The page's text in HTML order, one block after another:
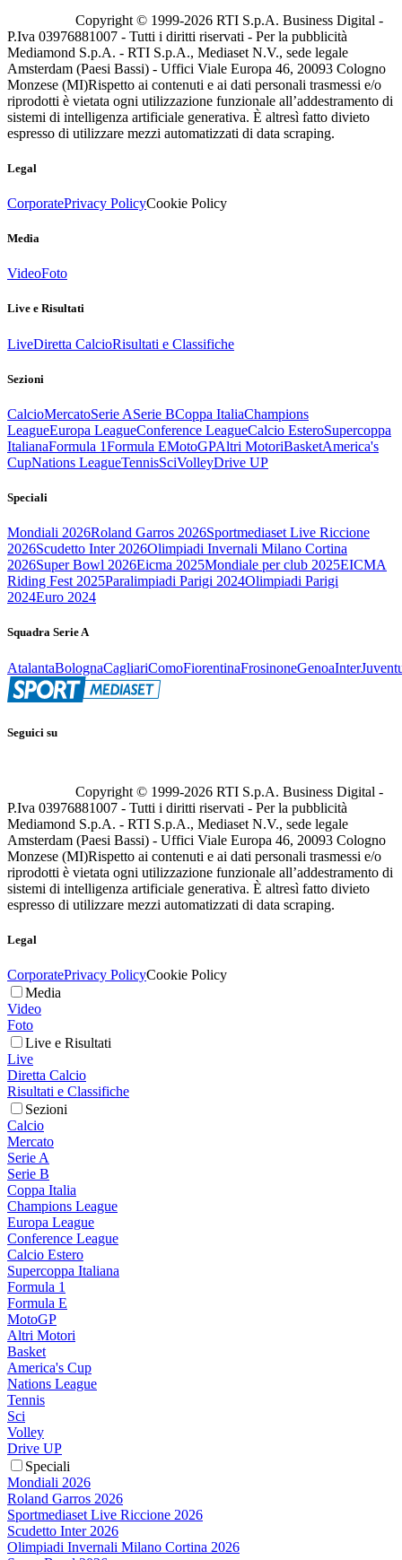
Copyright © 1999-2026 RTI S.p.A. Business Digital -
P.Iva 03976881007 - Tutti i diritti riservati - Per la pubblicità
Mediamond S.p.A. - RTI S.p.A., Mediaset N.V., sede legale
Amsterdam (Paesi Bassi) - Uffici Viale Europa 46, 20093 Cologno
Monzese (MI)Rispetto ai contenuti e ai dati personali trasmessi e/o
riprodotti è vietata ogni utilizzazione funzionale all’addestramento di
sistemi di intelligenza artificiale generativa. È altresì fatto divieto
espresso di utilizzare mezzi automatizzati di data scraping.
Legal
CorporatePrivacy PolicyCookie Policy
Media
VideoFoto
Live e Risultati
LiveDiretta CalcioRisultati e Classifiche
Sezioni
CalcioMercatoSerie ASerie BCoppa ItaliaChampions
LeagueEuropa LeagueConference LeagueCalcio EsteroSupercoppa
ItalianaFormula 1Formula EMotoGPAltri MotoriBasketAmerica's
CupNations LeagueTennisSciVolleyDrive UP
Speciali
Mondiali 2026Roland Garros 2026Sportmediaset Live Riccione
2026Scudetto Inter 2026Olimpiadi Invernali Milano Cortina
2026Super Bowl 2026Eicma 2025Mondiale per club 2025EICMA
Riding Fest 2025Paralimpiadi Parigi 2024Olimpiadi Parigi
2024Euro 2024
Squadra Serie A
AtalantaBolognaCagliariComoFiorentinaFrosinoneGenoaInter
Seguici su
Copyright © 1999-2026 RTI S.p.A. Business Digital -
P.Iva 03976881007 - Tutti i diritti riservati - Per la pubblicità
Mediamond S.p.A. - RTI S.p.A., Mediaset N.V., sede legale
Amsterdam (Paesi Bassi) - Uffici Viale Europa 46, 20093 Cologno
Monzese (MI)Rispetto ai contenuti e ai dati personali trasmessi e/o
riprodotti è vietata ogni utilizzazione funzionale all’addestramento di
sistemi di intelligenza artificiale generativa. È altresì fatto divieto
espresso di utilizzare mezzi automatizzati di data scraping.
Legal
CorporatePrivacy PolicyCookie Policy
Media
Video
Foto
Live e Risultati
Live
Diretta Calcio
Risultati e Classifiche
Sezioni
Calcio
Mercato
Serie A
Serie B
Coppa Italia
Champions League
Europa League
Conference League
Calcio Estero
Supercoppa Italiana
Formula 1
Formula E
MotoGP
Altri Motori
Basket
America's Cup
Nations League
Tennis
Sci
Volley
Drive UP
Speciali
Mondiali 2026
Roland Garros 2026
Sportmediaset Live Riccione 2026
Scudetto Inter 2026
Olimpiadi Invernali Milano Cortina 2026